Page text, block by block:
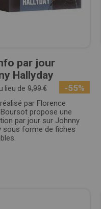
par jour
Hallyday
lieu de 9,99 € -55%
par Florence
propose une
par jour sur Johnny
sous forme de fiches